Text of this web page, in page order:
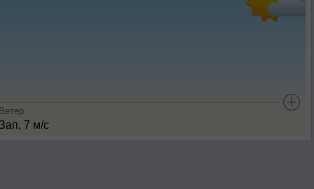
Ветер
Зап, 7 м/с